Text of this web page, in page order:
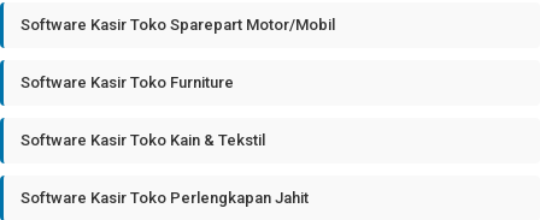
Software Kasir Toko Sparepart Motor/Mobil
Software Kasir Toko Furniture
Software Kasir Toko Kain & Tekstil
Software Kasir Toko Perlengkapan Jahit